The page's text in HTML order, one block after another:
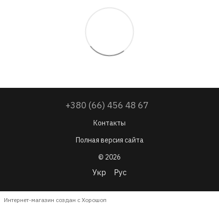
+380 (66) 456 48 67
Контакты
Полная версия сайта
© 2026
Укр Рус
Интернет-магазин создан с Хорошоп